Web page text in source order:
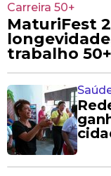
Carreira 50+
MaturiFest
trabalho 50+